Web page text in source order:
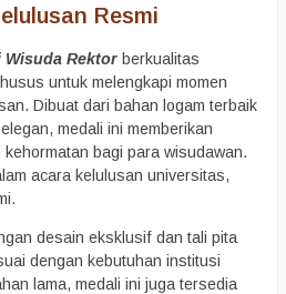
Resmi
Wisuda Rektor berkualitas
untuk melengkapi momen
Dibuat dari bahan logam terbaik
medali ini memberikan
bagi para wisudawan.
acara kelulusan universitas,
desain eksklusif dan tali pita
dengan kebutuhan institusi
lama, medali ini juga tersedia